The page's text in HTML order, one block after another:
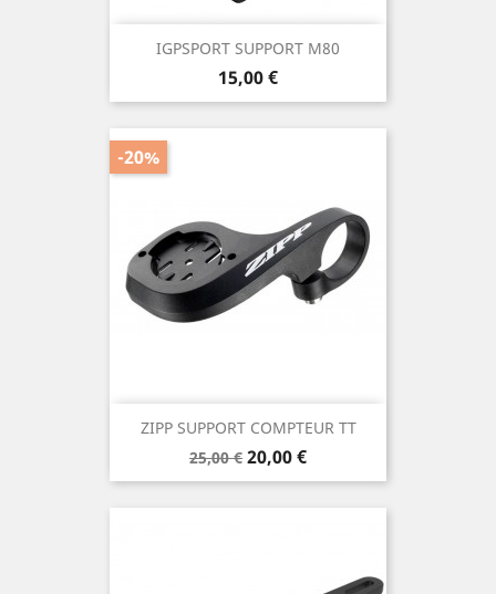
IGPSPORT SUPPORT M80
Prix
15,00 €
ZIPP SUPPORT COMPTEUR TT
Prix
de
25,00 € Prix
20,00 €
-20%